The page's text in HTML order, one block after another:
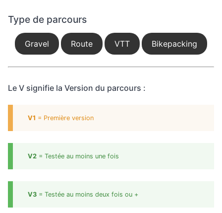
Type de parcours
Gravel Route VTT Bikepacking
Le V signifie la Version du parcours :
V1 = Première version
V2 = Testée au moins une fois
V3 = Testée au moins deux fois ou +